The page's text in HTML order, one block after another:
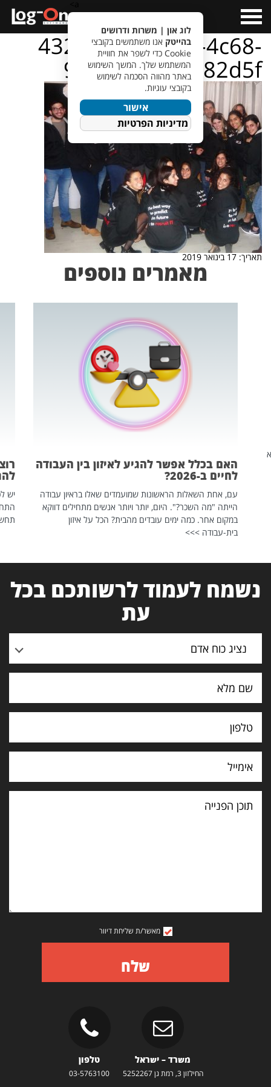
Menu
432386a3-bb4d-4c68-
9fc3-6bd37e582d5f
תאריך: 17 בינואר 2019
מאמרים נוספים
האם בכלל אפשר להגיע לאיזון בין העבודה
לחיים ב-2026?
עם, אחת השאלות הראשונות שמועמדים שאלו בראיון עבודה
הייתה "מה השכר?". היום, יותר ויותר אנשים מתחילים דווקא
במקום אחר. כמה ימים עובדים מהבית? הכל על איזון
בית-עבודה >>>
יש
נשמח לעמוד לרשותכם בכל
עת
נציג כוח אדם
תוכן
הפנייה
מאשר/ת שליחת דיוור
שלח
משרד – ישראל
החילזון 3, רמת גן 5252267
טלפון
03-5763100
לוג און | משרות ודרושים
בהייטק אנו משתמשים בקובצי
Cookie כדי לשפר את חוויית
המשתמש שלך. המשך השימוש
באתר מהווה הסכמה לשימוש
בקובצי עוגיות.
אישור
מדיניות הפרטיות